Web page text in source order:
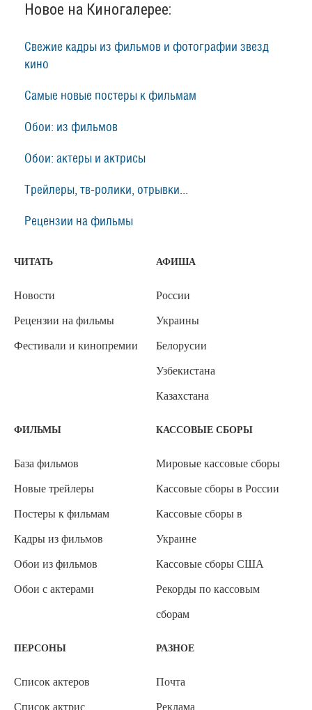
Новое на Киногалерее:
Свежие кадры из фильмов и фотографии звезд
кино
Самые новые постеры к фильмам
Обои: из фильмов
Обои: актеры и актрисы
Трейлеры, тв-ролики, отрывки...
Рецензии на фильмы
ЧИТАТЬ
Новости
Рецензии на фильмы
Фестивали и кинопремии
АФИША
России
Украины
Белорусии
Узбекистана
Казахстана
ФИЛЬМЫ
База фильмов
Новые трейлеры
Постеры к фильмам
Кадры из фильмов
Обои из фильмов
Обои с актерами
КАССОВЫЕ СБОРЫ
Мировые кассовые сборы
Кассовые сборы в России
Кассовые сборы в
Украине
Кассовые сборы США
Рекорды по кассовым
сборам
ПЕРСОНЫ
Список актеров
Список актрис
РАЗНОЕ
Почта
Реклама